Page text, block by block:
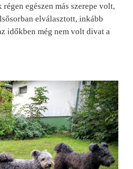
egészen más szerepe volt,
elválasztott, inkább
időkben még nem volt divat a